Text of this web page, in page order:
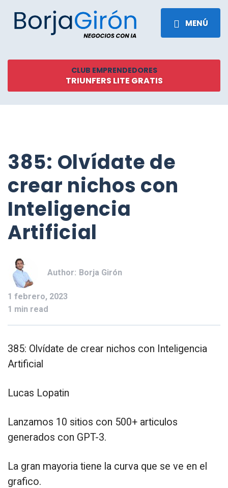
MENÚ
CLUB EMPRENDEDORES
TRIUNFERS LITE GRATIS
385: Olvídate de
crear nichos con
Inteligencia
Artificial
Author: Borja Girón
1 febrero, 2023
1 min read
385: Olvídate de crear nichos con Inteligencia
Artificial
Lucas Lopatin
Lanzamos 10 sitios con 500+ articulos
generados con GPT-3.
La gran mayoria tiene la curva que se ve en el
grafico.